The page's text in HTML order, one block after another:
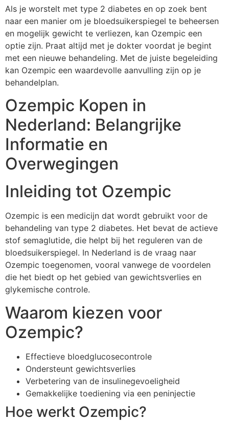
Als je worstelt met type 2 diabetes en op zoek bent
naar een manier om je bloedsuikerspiegel te beheersen
en mogelijk gewicht te verliezen, kan Ozempic een
optie zijn. Praat altijd met je dokter voordat je begint
met een nieuwe behandeling. Met de juiste begeleiding
kan Ozempic een waardevolle aanvulling zijn op je
behandelplan.
Ozempic Kopen in
Nederland: Belangrijke
Informatie en
Overwegingen
Inleiding tot Ozempic
Ozempic is een medicijn dat wordt gebruikt voor de
behandeling van type 2 diabetes. Het bevat de actieve
stof semaglutide, die helpt bij het reguleren van de
bloedsuikerspiegel. In Nederland is de vraag naar
Ozempic toegenomen, vooral vanwege de voordelen
die het biedt op het gebied van gewichtsverlies en
glykemische controle.
Waarom kiezen voor
Ozempic?
Effectieve bloedglucosecontrole
Ondersteunt gewichtsverlies
Verbetering van de insulinegevoeligheid
Gemakkelijke toediening via een peninjectie
Hoe werkt Ozempic?